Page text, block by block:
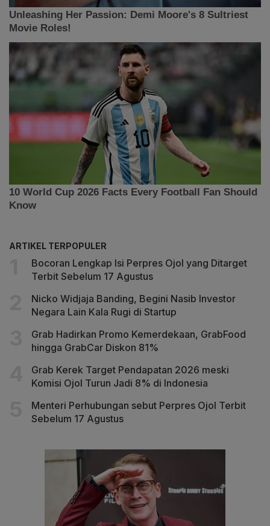
ARTIKEL TERPOPULER
Bocoran Lengkap Isi Perpres Ojol yang Ditarget
Terbit Sebelum 17 Agustus
Nicko Widjaja Banding, Begini Nasib Investor
Negara Lain Kala Rugi di Startup
Grab Hadirkan Promo Kemerdekaan, GrabFood
hingga GrabCar Diskon 81%
Grab Kerek Target Pendapatan 2026 meski
Komisi Ojol Turun Jadi 8% di Indonesia
Menteri Perhubungan sebut Perpres Ojol Terbit
Sebelum 17 Agustus